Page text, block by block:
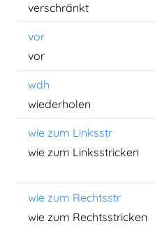
verschränkt
vor
vor
wdh
wiederholen
wie zum Linksstr
wie zum Linksstricken
wie zum Rechtsstr
wie zum Rechtsstricken